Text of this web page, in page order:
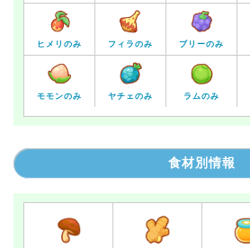
ヒメリのみ フィラのみ ブリーのみ
モモンのみ ヤチェのみ ラムのみ
食材別情報